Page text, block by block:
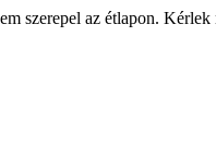
szerepel az étlapon.